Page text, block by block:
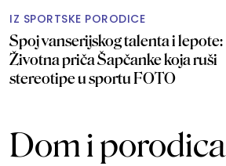
IZ SPORTSKE PORODICE
Spoj vanserijskog talenta i lepote:
Životna priča Šapčanke koja ruši
stereotipe u sportu FOTO
Dom i porodica